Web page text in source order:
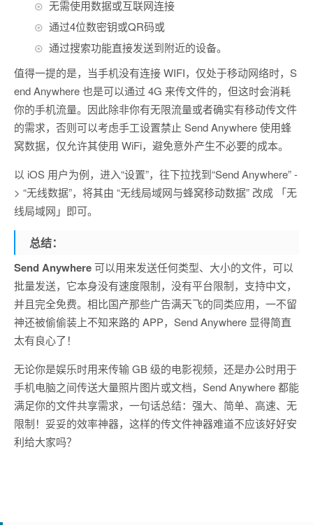
无需使用数据或互联网连接
通过4位数密钥或QR码或
通过搜索功能直接发送到附近的设备。
值得一提的是，当手机没有连接 WIFI，仅处于移动网络时，S
end Anywhere 也是可以通过 4G 来传文件的，但这时会消耗
你的手机流量。因此除非你有无限流量或者确实有移动传文件
的需求，否则可以考虑手工设置禁止 Send Anywhere 使用蜂
窝数据，仅允许其使用 WiFi，避免意外产生不必要的成本。
以 iOS 用户为例，进入“设置”，往下拉找到“Send Anywhere” -
> “无线数据”，将其由 “无线局域网与蜂窝移动数据” 改成 「无
线局域网」即可。
总结：
Send Anywhere可以用来发送任何类型、大小的文件，可以
批量发送，它本身没有速度限制，没有平台限制，支持中文，
并且完全免费。相比国产那些广告满天飞的同类应用，一不留
神还被偷偷装上不知来路的 APP，Send Anywhere 显得简直
太有良心了！
无论你是娱乐时用来传输 GB 级的电影视频，还是办公时用于
手机电脑之间传送大量照片图片或文档，Send Anywhere 都能
满足你的文件共享需求，一句话总结：强大、简单、高速、无
限制！妥妥的效率神器，这样的传文件神器难道不应该好好安
利给大家吗？